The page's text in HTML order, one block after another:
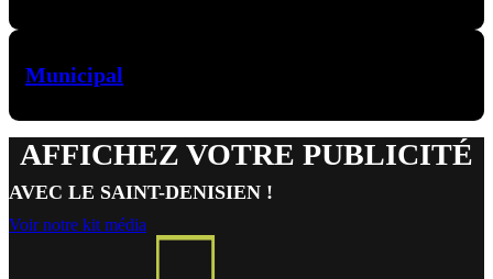
Municipal
AFFICHEZ VOTRE PUBLICITÉ
AVEC LE SAINT-DENISIEN !
Voir notre kit média